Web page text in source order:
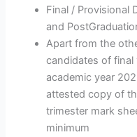
Final / Provisional
and
Apart from the
candidates of final
academic year
attested copy of
trimester mark
minimum